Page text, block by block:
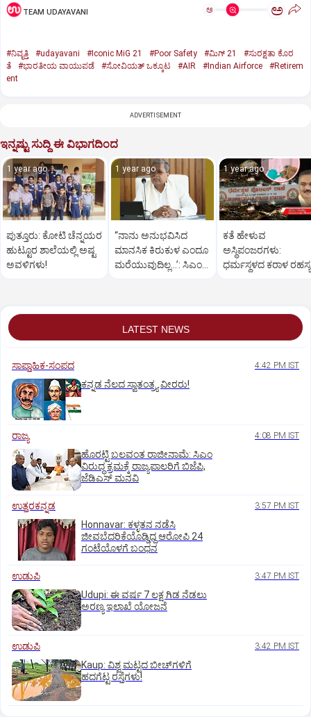
TEAM UDAYAVANI ಅ ಅ
#ನಿವೃತ್ತಿ #udayavani #Iconic MiG 21 #Poor Safety #ಮಿಗ್‌ 21
#ಸುರಕ್ಷತಾ ಕೊರ
ತೆ
#ಭಾರತೀಯ ವಾಯುಪಡೆ #ಸೋವಿಯತ್‌ ಒಕ್ಕೂಟ #AIR #Indian Airforce
#Retirem
ent
ADVERTISEMENT
ಇನ್ನಷ್ಟು ಸುದ್ದಿ ಈ ವಿಭಾಗದಿಂದ
1 year ago
ಪುತ್ತೂರು: ಕೋಟಿ ಚೆನ್ನಯರ
ಹುಟ್ಟೂರ ಶಾಲೆಯಲ್ಲಿ ಅಷ್ಟ
ಅವಳಿಗಳು!
1 year ago
“ನಾನು ಅನುಭವಿಸಿದ
ಮಾನಸಿಕ ಕಿರುಕುಳ ಎಂದೂ
ಮರೆಯುವುದಿಲ್ಲ…’: ಸಿಎಂ
1 year ago
ಕತೆ ಹೇಳುವ
ಅಸ್ಥಿಪಂಜರಗಳು:
ಧರ್ಮಸ್ಥಳದ‌ ಕರಾಳ ರಹಸ್ಯ
LATEST NEWS
ಸಾಪ್ತಾಹಿಕ-ಸಂಪದ 4:42 PM IST
ಕನ್ನಡ ನೆಲದ ಸ್ವಾತಂತ್ರ್ಯ ವೀರರು!
ರಾಜ್ಯ 4:08 PM IST
ಹೊರಟ್ಟಿ ಬಲವಂತ ರಾಜೀನಾಮೆ: ಸಿಎಂ
ವಿರುದ್ಧ ಕ್ರಮಕ್ಕೆ ರಾಜ್ಯಪಾಲರಿಗೆ ಬಿಜೆಪಿ,
ಜೆಡಿಎಸ್ ಮನವಿ
ಉತ್ತರಕನ್ನಡ 3:57 PM IST
Honnavar: ಕಳ್ಳತನ ನಡೆಸಿ
ಜೀವಬೆದರಿಕೆಯೊಡ್ಡಿದ್ದ ಆರೋಪಿ 24
ಗಂಟೆಯೊಳಗೆ ಬಂಧನ
ಉಡುಪಿ 3:47 PM IST
Udupi: ಈ ವರ್ಷ 7 ಲಕ್ಷ ಗಿಡ ನೆಡಲು
ಅರಣ್ಯ ಇಲಾಖೆ ಯೋಜನೆ
ಉಡುಪಿ 3:42 PM IST
Kaup: ವಿಶ್ವ ಮಟ್ಟದ ಬೀಚ್‌ಗಳಿಗೆ
ಹದಗೆಟ್ಟ ರಸ್ತೆಗಳು!